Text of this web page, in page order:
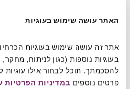
האתר עושה שימוש בעוגיות
פרטים נוספים במדיניות הפרטיות
אלו מידע אישי מוגבל, מוצפן או
פרסום), וזאת במטרה לשפר את איכות
ביצועיהם, לבצע ניתוחים סטטיסטיים,
פרסום ממוקד ומותאם אישית. בנוסף
פלטפורמות מידע מסוים על